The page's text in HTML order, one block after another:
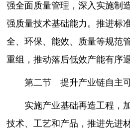
强全面质量管理，深入实施制
强质量技术基础能力。推进标
全、环保、能效、质量等规范
重组，推动落后低效产能有序
第二节 提升产业链自主可
实施产业基础再造工程，加
技术、工艺和产品，推进先进